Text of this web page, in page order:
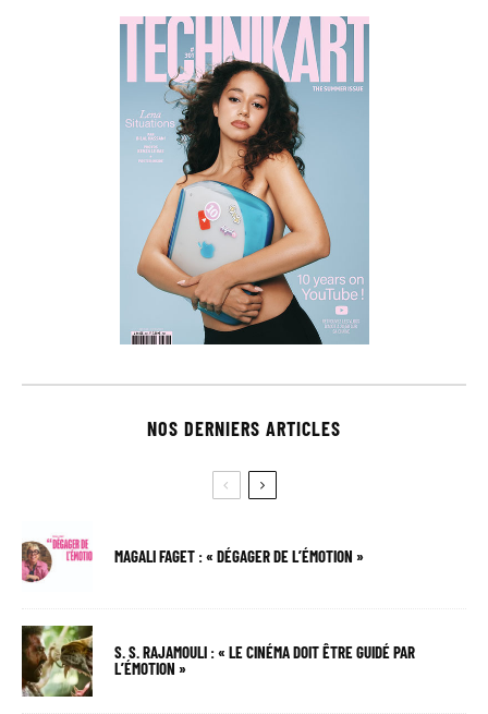
NOS DERNIERS ARTICLES
MAGALI FAGET : « DÉGAGER DE L’ÉMOTION »
S. S. RAJAMOULI : « LE CINÉMA DOIT ÊTRE GUIDÉ PAR
L’ÉMOTION »